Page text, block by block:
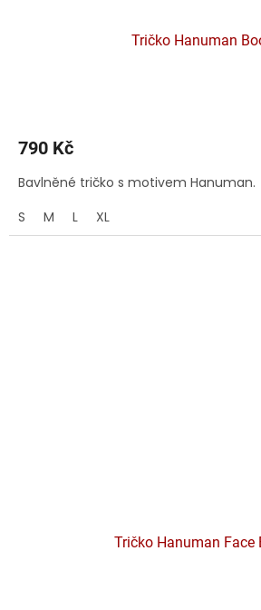
Tričko Hanuman
790 Kč
Bavlněné tričko s motivem Hanuman.
S
M L XL
Tričko Hanuman Face